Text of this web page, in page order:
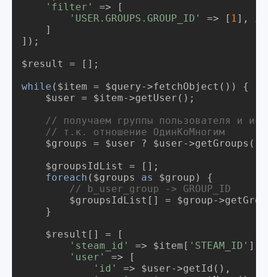
'filter'
'USER.GROUPS.GROUP_ID'
=> [ 1 ],
    ]
]);
$result = [];
while ($item = $query->fetchObject()) {
    $user = $item->getUser();
// получаем группы пользователя и
// т.к. отношение ОдинКоМногим
$groups = $user ? $user-
foreach ($groups as
// b_user_group -> GROUP_ID
$groupsIdList[] = $group-
    }
'steam_id'
=> $item[ 'STEAM_ID'
'user'
'id'
=> $user->getId(),